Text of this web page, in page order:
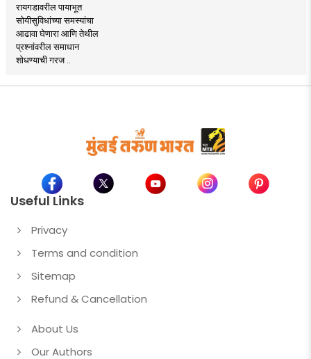
रायगडावरील पायाभूत
सोयीसुविधांच्या समस्यांचा
आढावा घेणारा आणि तेथील
प्रश्नांवरील समाधान
शोधण्याची गरज ..
Useful Links
Privacy
Terms and condition
Sitemap
Refund & Cancellation
About Us
Our Authors